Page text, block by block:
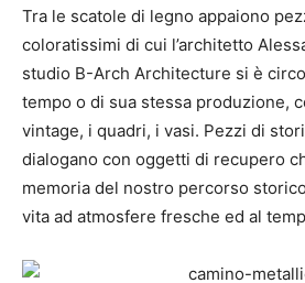
Tra le scatole di legno appaiono
coloratissimi di cui l’architetto
studio B-Arch Architecture si è
tempo o di sua stessa produzione,
vintage, i quadri, i vasi. Pezzi di
dialogano con oggetti di recupero
memoria del nostro percorso
vita ad atmosfere fresche ed al